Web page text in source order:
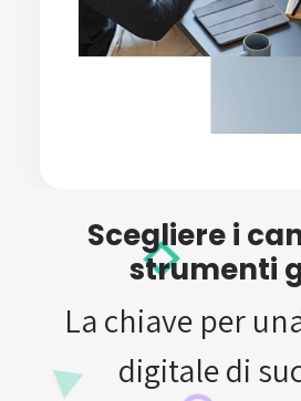
Scegliere i
strumenti
La chiave per
digitale di